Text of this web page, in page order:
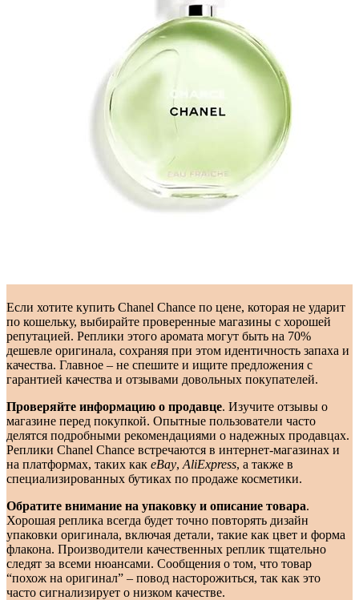
Если хотите купить Chanel Chance по цене, которая не ударит
по кошельку, выбирайте проверенные магазины с хорошей
репутацией. Реплики этого аромата могут быть на 70%
дешевле оригинала, сохраняя при этом идентичность запаха и
качества. Главное – не спешите и ищите предложения с
гарантией качества и отзывами довольных покупателей.
Проверяйте информацию о продавце. Изучите отзывы о
магазине перед покупкой. Опытные пользователи часто
делятся подробными рекомендациями о надежных продавцах.
Реплики Chanel Chance встречаются в интернет-магазинах и
на платформах, таких как eBay, AliExpress, а также в
специализированных бутиках по продаже косметики.
Обратите внимание на упаковку и описание товара.
Хорошая реплика всегда будет точно повторять дизайн
упаковки оригинала, включая детали, такие как цвет и форма
флакона. Производители качественных реплик тщательно
следят за всеми нюансами. Сообщения о том, что товар
“похож на оригинал” – повод насторожиться, так как это
часто сигнализирует о низком качестве.